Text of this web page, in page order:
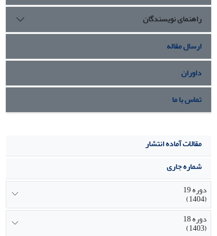
متغیرهای مستقل، حدود 70 درصد از تفییرات متغیر وابسته را
تعیین می‌کنند. همچنین بر اساس نتایج پژوهش، کاهش بار
مسئولیت های شغلی و خانوادگی نقش مهمی در بهبود مشارکت
ورزشی دختران جوان دارد.
راهنمای نویسندگان
ارسال مقاله
داوران
تماس با ما
مقالات آماده انتشار
شماره جاری
دوره 19
(1404)
دوره 18
(1403)